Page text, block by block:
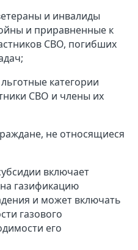
и инвалиды
и приравненные к
СВО, погибших
категории
СВО и члены их
не относящиеся
включает
газификацию
и может включать
газового
его